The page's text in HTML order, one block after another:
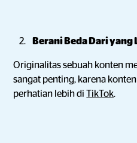
Berani Beda Dari yang
Originalitas sebuah konten
sangat penting, karena
perhatian lebih di TikTok.